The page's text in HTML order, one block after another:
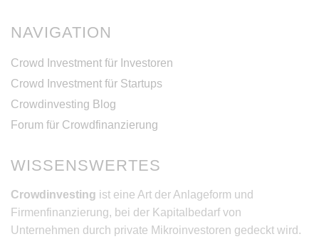
NAVIGATION
Crowd Investment für Investoren
Crowd Investment für Startups
Crowdinvesting Blog
Forum für Crowdfinanzierung
WISSENSWERTES
Crowdinvesting ist eine Art der Anlageform und
Firmenfinanzierung, bei der Kapitalbedarf von
Unternehmen durch private Mikroinvestoren gedeckt wird.